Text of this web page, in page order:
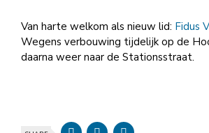
Van harte welkom als nieuw lid: Fidus
Wegens verbouwing tijdelijk op de
daarna weer naar de Stationsstraat.